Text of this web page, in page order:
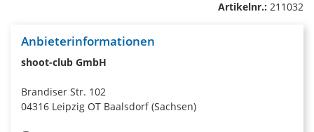
Artikelnr.: 211032
Anbieterinformationen
shoot-club GmbH
Brandiser Str. 102
04316 Leipzig OT Baalsdorf (Sachsen)